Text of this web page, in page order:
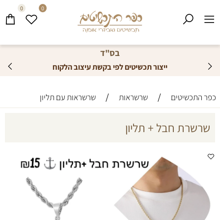
בס"ד
ייצור תכשיטים לפי בקשת עיצוב הלקוח
0 0
כפר התכשיטים / שרשראות / שרשראות עם תליון
שרשרת חבל + תליון